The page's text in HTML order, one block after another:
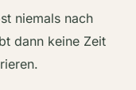
niemals nach
dann keine Zeit